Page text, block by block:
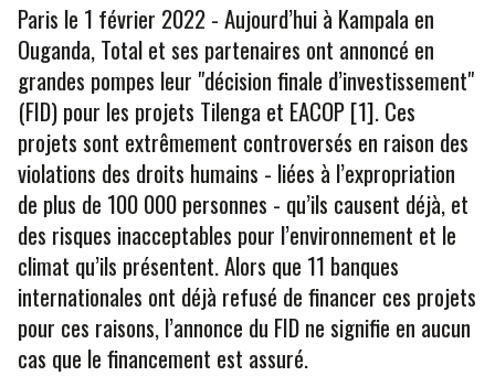
Paris le 1 février 2022 - Aujourd’hui à Kampala en
Ouganda, Total et ses partenaires ont annoncé en
grandes pompes leur "décision finale d’investissement"
(FID) pour les projets Tilenga et EACOP [1]. Ces
projets sont extrêmement controversés en raison des
violations des droits humains - liées à l’expropriation
de plus de 100 000 personnes - qu’ils causent déjà, et
des risques inacceptables pour l’environnement et le
climat qu’ils présentent. Alors que 11 banques
internationales ont déjà refusé de financer ces projets
pour ces raisons, l’annonce du FID ne signifie en aucun
cas que le financement est assuré.